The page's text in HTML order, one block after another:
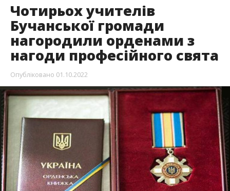
Чотирьох учителів
Бучанської громади
нагородили орденами з
нагоди професійного свята
Опубліковано 01.10.2022